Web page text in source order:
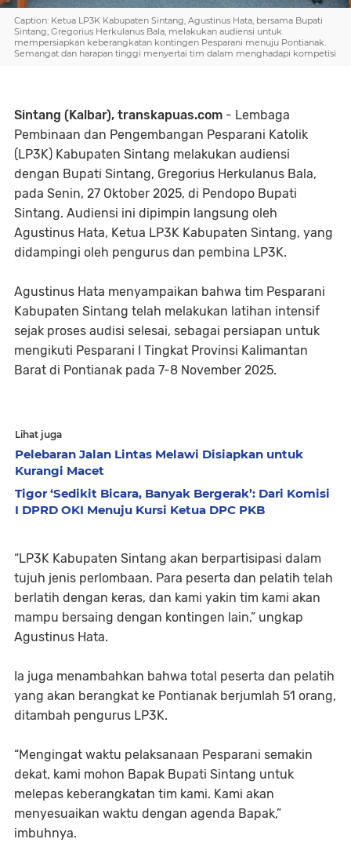
Caption: Ketua LP3K Kabupaten Sintang, Agustinus Hata, bersama Bupati
Sintang, Gregorius Herkulanus Bala, melakukan audiensi untuk
mempersiapkan keberangkatan kontingen Pesparani menuju Pontianak.
Semangat dan harapan tinggi menyertai tim dalam menghadapi kompetisi
Sintang (Kalbar), transkapuas.com - Lembaga
Pembinaan dan Pengembangan Pesparani Katolik
(LP3K) Kabupaten Sintang melakukan audiensi
dengan Bupati Sintang, Gregorius Herkulanus Bala,
pada Senin, 27 Oktober 2025, di Pendopo Bupati
Sintang. Audiensi ini dipimpin langsung oleh
Agustinus Hata, Ketua LP3K Kabupaten Sintang, yang
didampingi oleh pengurus dan pembina LP3K.
Agustinus Hata menyampaikan bahwa tim Pesparani
Kabupaten Sintang telah melakukan latihan intensif
sejak proses audisi selesai, sebagai persiapan untuk
mengikuti Pesparani I Tingkat Provinsi Kalimantan
Barat di Pontianak pada 7-8 November 2025.
Lihat juga
Pelebaran Jalan Lintas Melawi Disiapkan untuk
Kurangi Macet
Tigor ‘Sedikit Bicara, Banyak Bergerak’: Dari Komisi
I DPRD OKI Menuju Kursi Ketua DPC PKB
“LP3K Kabupaten Sintang akan berpartisipasi dalam
tujuh jenis perlombaan. Para peserta dan pelatih telah
berlatih dengan keras, dan kami yakin tim kami akan
mampu bersaing dengan kontingen lain,” ungkap
Agustinus Hata.
Ia juga menambahkan bahwa total peserta dan pelatih
yang akan berangkat ke Pontianak berjumlah 51 orang,
ditambah pengurus LP3K.
“Mengingat waktu pelaksanaan Pesparani semakin
dekat, kami mohon Bapak Bupati Sintang untuk
melepas keberangkatan tim kami. Kami akan
menyesuaikan waktu dengan agenda Bapak,”
imbuhnya.